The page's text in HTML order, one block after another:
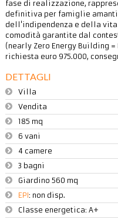
fase di realizzazione,
definitiva per famiglie
dell'indipendenza e della
comodità garantite dal
(nearly Zero Energy Building
richiesta euro 975.000,
DETTAGLI
Villa
Vendita
185 mq
6 vani
4 camere
3 bagni
Giardino 560 mq
EPI: non disp.
Classe energetica: A+